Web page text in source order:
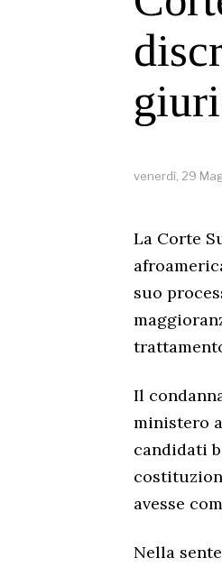
venerdì, 29
La Corte
suo
Il
ministero
candidati
avesse
Nella